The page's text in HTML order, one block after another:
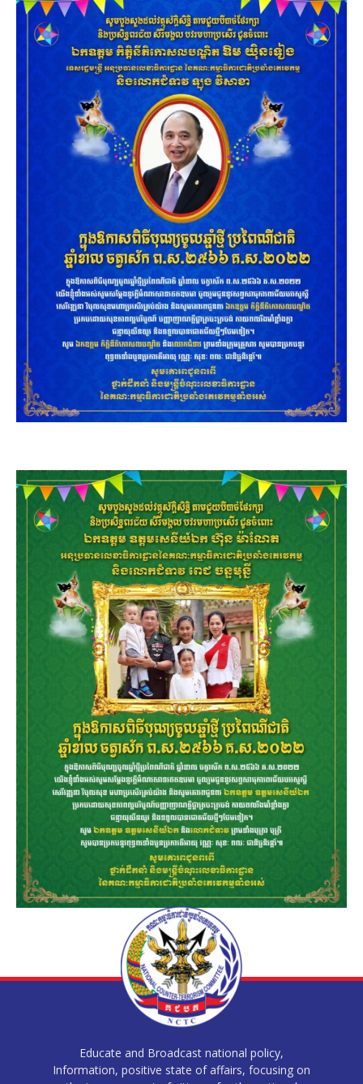
Educate and Broadcast national policy,
Information, positive state of affairs, focusing on